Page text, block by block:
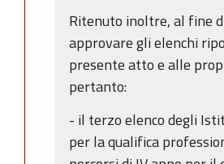
Ritenuto inoltre, al fine
approvare gli elenchi
presente atto e alle
pertanto:
- il terzo elenco degli
per la qualifica